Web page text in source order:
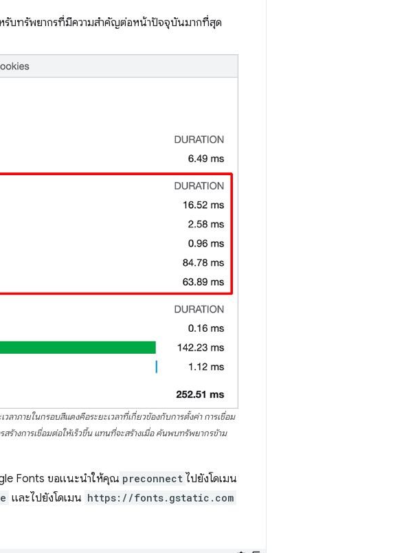
รับทรัพยากรที่มีความสำคัญต่อหน้าปัจจุบันมากที่สุด
ลาภายในกรอบสีแดงคือระยะเวลาที่เกี่ยวข้องกับการตั้งค่า การเชื่อม
สร้างการเชื่อมต่อให้เร็วขึ้น แทนที่จะสร้างเมื่อ ค้นพบทรัพยากรข้าม
Fonts ขอแนะนำให้คุณ preconnect ไปยังโดเมน
และไปยังโดเมน https://fonts.gstatic.com